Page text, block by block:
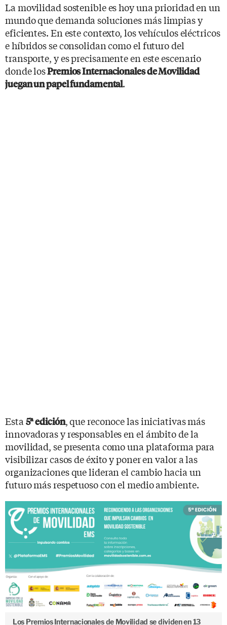
La movilidad sostenible es hoy una prioridad en un
mundo que demanda soluciones más limpias y
eficientes. En este contexto, los vehículos eléctricos
e híbridos se consolidan como el futuro del
transporte, y es precisamente en este escenario
donde losPremios Internacionales de Movilidad
juegan un papel fundamental.
Esta 5ª edición, que reconoce las iniciativas más
innovadoras y responsables en el ámbito de la
movilidad, se presenta como una plataforma para
visibilizar casos de éxito y poner en valor a las
organizaciones que lideran el cambio hacia un
futuro más respetuoso con el medio ambiente.
Los Premios Internacionales de Movilidad se dividen en 13